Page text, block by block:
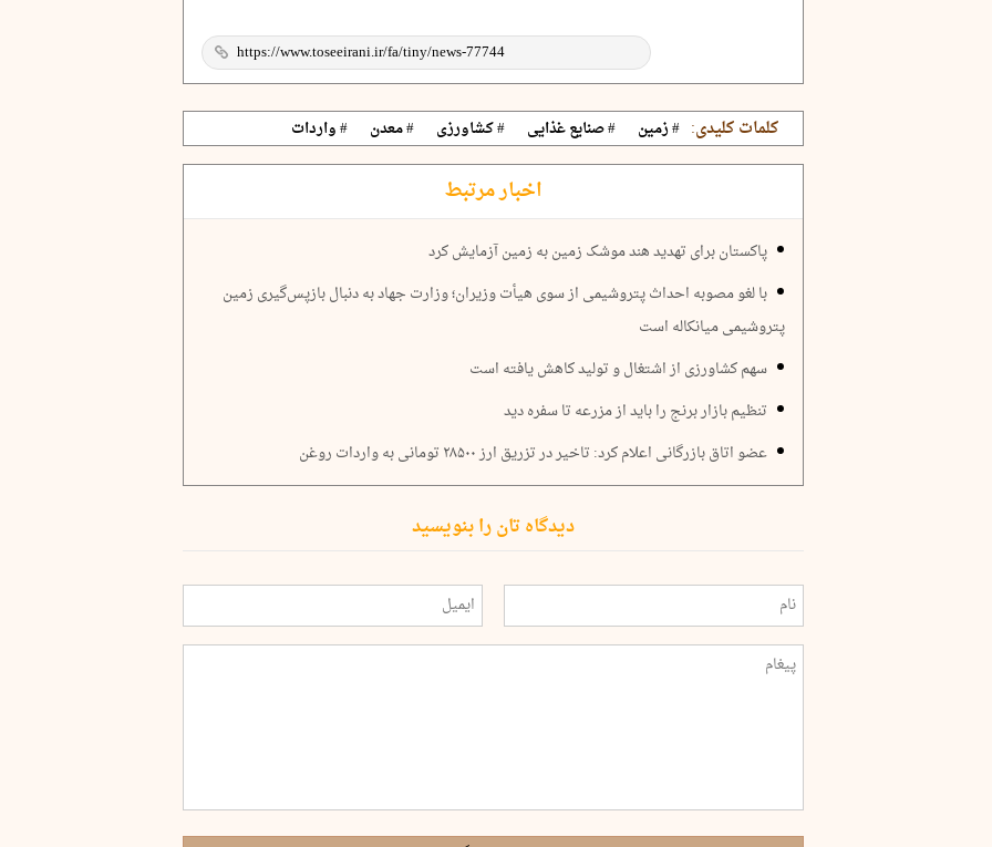
کلمات کلیدی: # زمین # صنایع غذایی # کشاورزی # معدن # واردات
اخبار مرتبط
پاکستان برای تهدید هند موشک زمین به زمین آزمایش کرد
با لغو مصوبه احداث پتروشیمی از سوی هیأت وزیران؛ وزارت جهاد به دنبال بازپس‌گیری زمین
پتروشیمی میانکاله است
سهم کشاورزی از اشتغال و تولید کاهش یافته است
تنظیم بازار برنج را باید از مزرعه تا سفره دید
عضو اتاق بازرگانی اعلام کرد: تاخیر در تزریق ارز ۲۸۵۰۰ تومانی به واردات روغن
دیدگاه تان را بنویسید